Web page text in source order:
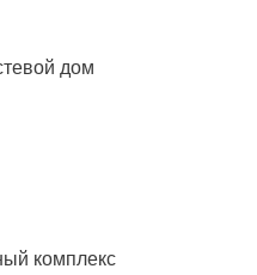
дом
комплекс